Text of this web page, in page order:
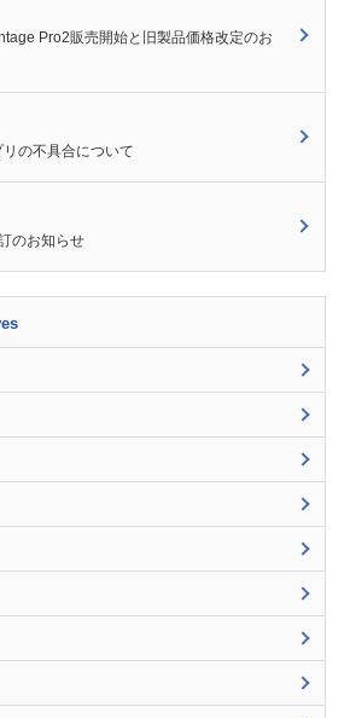
Pro2販売開始と旧製品価格改定のお
の不具合について
のお知らせ